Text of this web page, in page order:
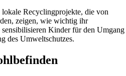
Recyclingprojekte, die von
zeigen, wie wichtig ihr
Kinder für den Umgang
des Umweltschutzes.